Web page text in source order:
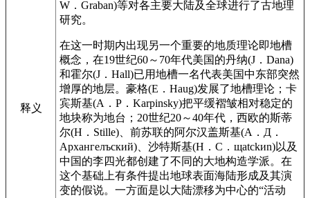
释义
W．Graban)等对各主要大陆及全球进行了古地理
研究。
在这一时期内出现另一个重要的地质理论即地槽
概念，在19世纪60～70年代美国的丹纳(J．Dana)
和霍尔(J．Hall)已用地槽一名代表美国中东部突然
增厚的地层。豪格(E．Haug)发展了地槽理论；卡
宾斯基(A．P．Karpinsky)把平缓褶皱相对稳定的
地块称为地台；20世纪20～40年代，西欧的斯蒂
尔(H．Stille)、前苏联的阿尔汉盖斯基(А．Д．
Аpxaнгелъcкий)、沙特斯基(H．C．щatсkиn)以及
中国的李四光都创建了不同的大地构造学派。在
这个基础上有条件提出地球表面海陆形成及其演
变的假说。一方面是以大陆漂移为中心的“活动